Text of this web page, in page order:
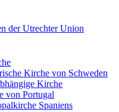
der Utrechter Union
Kirche von Schweden
Kirche
von Portugal
Spaniens